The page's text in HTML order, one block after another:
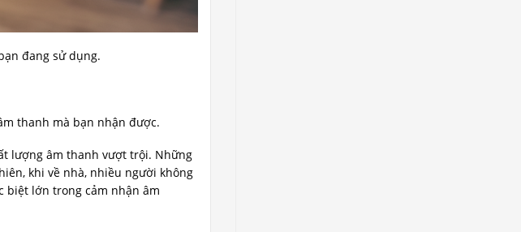
đang sử dụng.
thanh mà bạn nhận được.
lượng âm thanh vượt trội. Những
khi về nhà, nhiều người không
biệt lớn trong cảm nhận âm